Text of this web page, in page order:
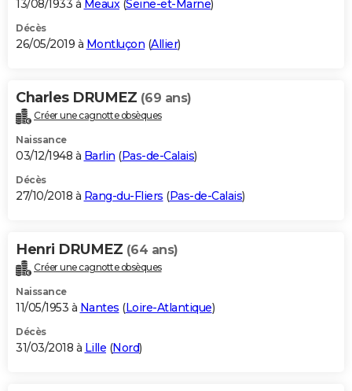
13/08/1933 à Meaux(Seine-et-Marne)
Décès
26/05/2019 à Montluçon (Allier)
Charles DRUMEZ (69 ans)
Créer une cagnotte obsèques
Naissance
03/12/1948 à Barlin (Pas-de-Calais)
Décès
27/10/2018 à Rang-du-Fliers (Pas-de-Calais)
Henri DRUMEZ (64 ans)
Créer une cagnotte obsèques
Naissance
11/05/1953 à Nantes (Loire-Atlantique)
Décès
31/03/2018 à Lille (Nord)